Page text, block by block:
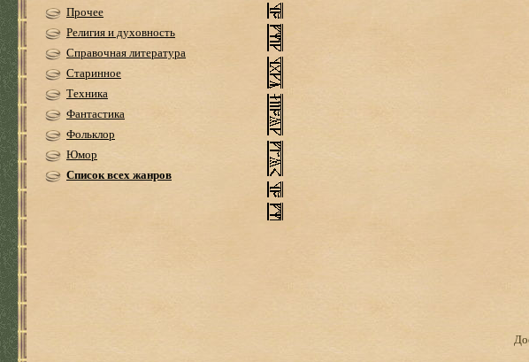
Прочее
Религия и духовность
Справочная литература
Старинное
Техника
Фантастика
Фольклор
Юмор
Список всех жанров